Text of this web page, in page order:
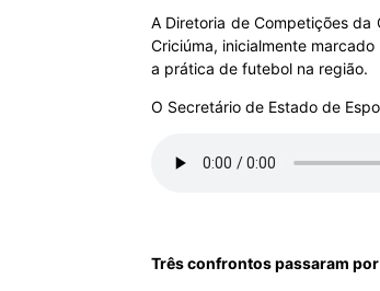
MHZ
A Diretoria de Competições da
Criciúma, inicialmente
a prática de futebol na região.
O Secretário de Estado de
Três confrontos passaram